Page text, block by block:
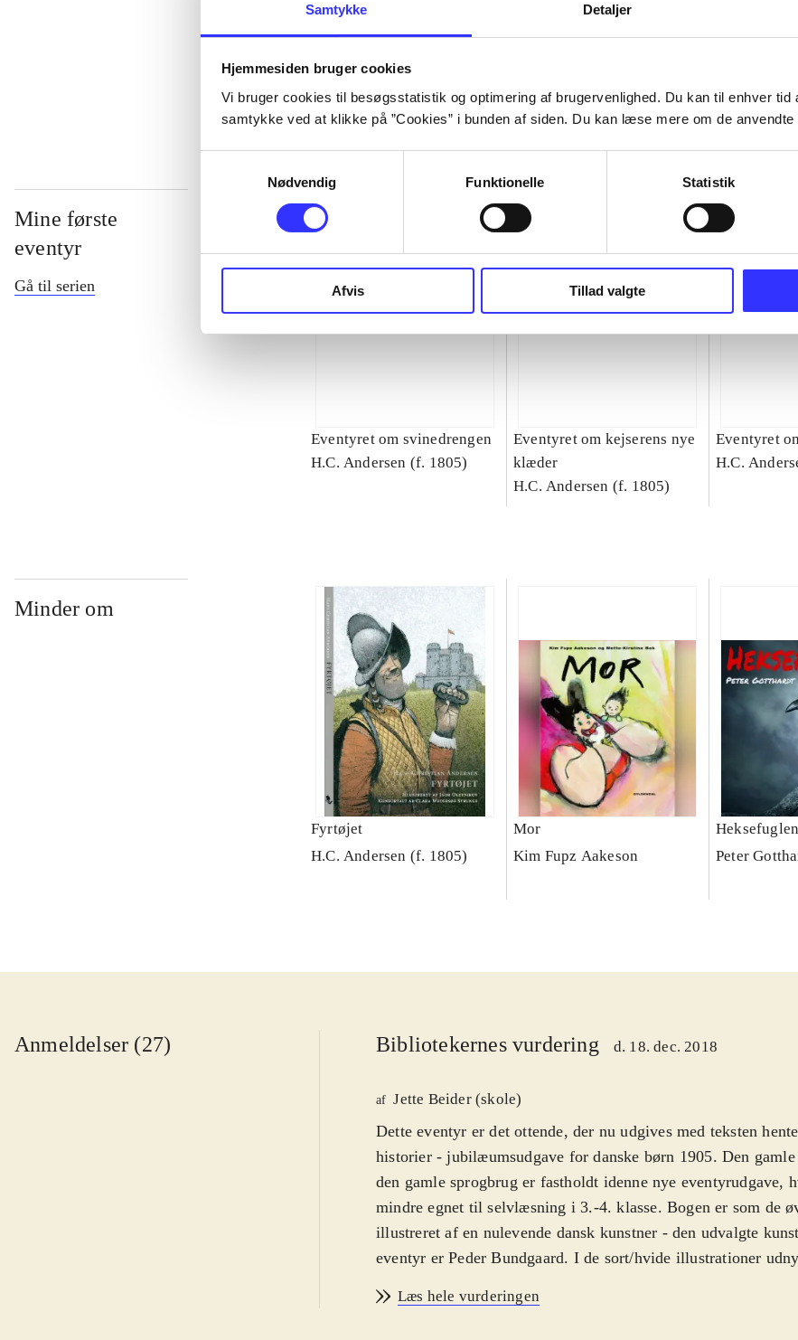
Samtykke Detaljer
Hjemmesiden bruger cookies
Vi bruger cookies til besøgsstatistik og optimering af brugervenlighed. Du kan til enhver
samtykke ved at klikke på ”Cookies” i bunden af siden. Du kan læse mere om de anvendte
Nødvendig
Funktionelle Statistik
Afvis Tillad valgte
Mine første
eventyr
Gå til serien
Eventyret om svinedrengen
H.C. Andersen (f. 1805)
Eventyret om kejserens nye
klæder
H.C. Andersen (f. 1805)
Eventyret
H.C.
Minder om
Fyrtøjet
H.C. Andersen (f. 1805)
Mor
Kim Fupz Aakeson
Heksefuglen
Peter
Anmeldelser (27) Bibliotekernes vurdering d. 18. dec. 2018
af Jette Beider (skole)
Dette eventyr er det ottende, der nu udgives med teksten
historier - jubilæumsudgave for danske børn 1905. Den
den gamle sprogbrug er fastholdt idenne nye eventyrudgave,
mindre egnet til selvlæsning i 3.-4. klasse. Bogen er som de
illustreret af en nulevende dansk kunstner - den udvalgte
eventyr er Peder Bundgaard. I de sort/hvide illustrationer
dimension. De korte tekster - ca.Vi side til IV2 side
Læs hele vurderingen